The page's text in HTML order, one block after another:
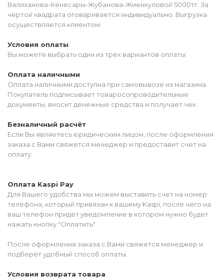
Валиханова-Кенесары-Жубанова-Жиенкуловой 5000тг. За
чертой квадрата оговаривается индивидуально. Выгрузка
осуществляется клиентом.
Условия оплаты
Вы можете выбрать один из трёх вариантов оплаты:
Оплата наличными
Оплата наличными доступна при самовывозе из магазина.
Покупатель подписывает товаросопроводительные
документы, вносит денежные средства и получает чек.
Безналичный расчёт
Если Вы являетесь юридическим лицом, после оформления
заказа с Вами свяжется менеджер и предоставит счет на
оплату.
Оплата Kaspi Pay
Для Вашего удобства мы можем выставить счет на номер
телефона, который привязан к вашему Kaspi, после чего на
ваш телефон придет уведомление в котором нужно будет
нажать кнопку "Оплатить".
После оформления заказа с Вами свяжется менеджер и
подберёт удобный способ оплаты.
Условия возврата товара